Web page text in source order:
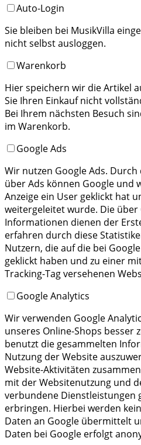
Auto-Login
Sie bleiben bei MusikVilla
nicht selbst ausloggen.
Warenkorb
Hier speichern wir die Artikel
Sie Ihren Einkauf nicht
Bei Ihrem nächsten Besuch
im Warenkorb.
Google Ads
Wir nutzen Google Ads.
über Ads können Google und
Anzeige ein User geklickt hat
weitergeleitet wurde. Die über
Informationen dienen der
erfahren durch diese
Nutzern, die auf die bei
geklickt haben und zu einer
Tracking-Tag versehenen
Google Analytics
Wir verwenden Google
unseres Online-Shops besser
benutzt die gesammelten
Nutzung der Website
Website-Aktivitäten
mit der Websitenutzung und
verbundene Dienstleistungen
erbringen. Hierbei werden
Daten an Google übermittelt
Daten bei Google erfolgt